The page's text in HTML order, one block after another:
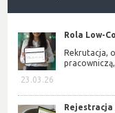
23.03.26
Rola Low-
Rekrutacja,
Rejestracja